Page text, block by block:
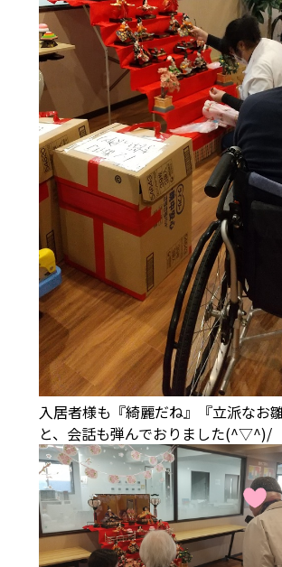
入居者様も『綺麗だね』『立派なお
と、会話も弾んでおりました(^▽^)/